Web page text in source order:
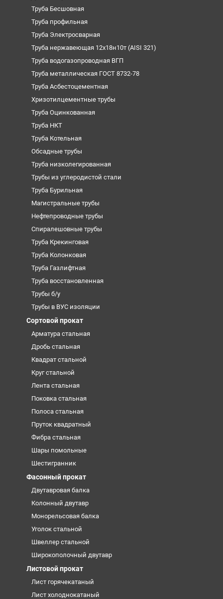
Труба Бесшовная
Труба профильная
Труба Электросварная
Труба нержавеющая 12х18н10т (AISI 321)
Труба водогазопроводная ВГП
Труба металлическая ГОСТ 8732-78
Труба Асбестоцементная
Хризотилцементные трубы
Труба Оцинкованная
Труба НКТ
Труба Котельная
Обсадные трубы
Труба низколегированная
Трубы из углеродистой стали
Труба Бурильная
Магистральные трубы
Нефтепроводные трубы
Спиралешовные трубы
Труба Крекинговая
Труба Колонковая
Труба Газлифтная
Труба восстановленная
Трубы б/у
Трубы в ВУС изоляции
Сортовой прокат
Арматура стальная
Дробь стальная
Квадрат стальной
Круг стальной
Лента стальная
Поковка стальная
Полоса стальная
Пруток квадратный
Фибра стальная
Шары помольные
Шестигранник
Фасонный прокат
Двутавровая балка
Колонный двутавр
Монорельсовая балка
Уголок стальной
Швеллер стальной
Широкополочный двутавр
Листовой прокат
Лист горячекатаный
Лист холоднокатаный